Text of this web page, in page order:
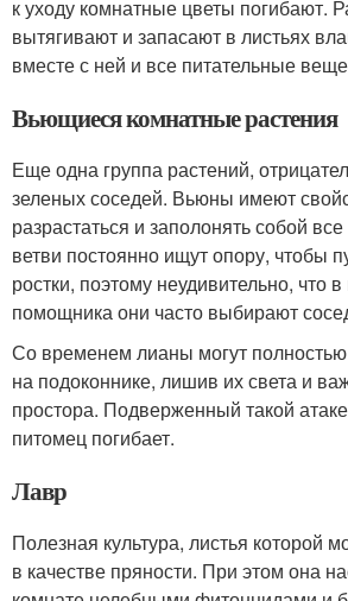
к уходу комнатные цветы погибают.
вытягивают и запасают в листьях
вместе с ней и все питательные
Вьющиеся комнатные растения
Еще одна группа растений,
зеленых соседей. Вьюны имеют
разрастаться и заполонять собой
ветви постоянно ищут опору, чтобы
ростки, поэтому неудивительно, что в
помощника они часто выбирают
Со временем лианы могут полностью
на подоконнике, лишив их света и
простора. Подверженный такой
питомец погибает.
Лавр
Полезная культура, листья которой
в качестве пряности. При этом она